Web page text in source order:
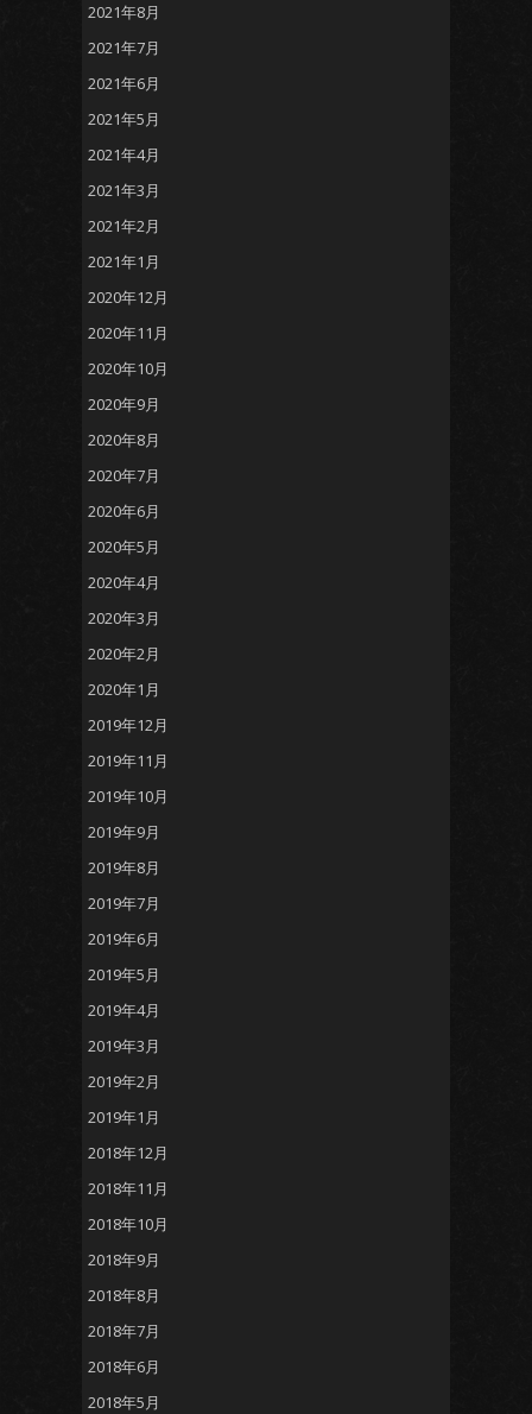
2021年8月
2021年7月
2021年6月
2021年5月
2021年4月
2021年3月
2021年2月
2021年1月
2020年12月
2020年11月
2020年10月
2020年9月
2020年8月
2020年7月
2020年6月
2020年5月
2020年4月
2020年3月
2020年2月
2020年1月
2019年12月
2019年11月
2019年10月
2019年9月
2019年8月
2019年7月
2019年6月
2019年5月
2019年4月
2019年3月
2019年2月
2019年1月
2018年12月
2018年11月
2018年10月
2018年9月
2018年8月
2018年7月
2018年6月
2018年5月